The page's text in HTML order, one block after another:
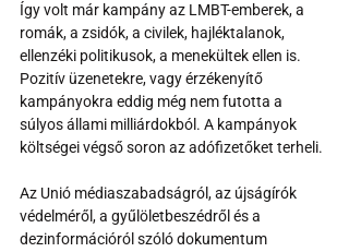
Így volt már kampány az LMBT-emberek, a
romák, a zsidók, a civilek, hajléktalanok,
ellenzéki politikusok, a menekültek ellen is.
Pozitív üzenetekre, vagy érzékenyítő
kampányokra eddig még nem futotta a
súlyos állami milliárdokból. A kampányok
költségei végső soron az adófizetőket terheli.
Az Unió médiaszabadságról, az újságírók
védelméről, a gyűlöletbeszédről és a
dezinformációról szóló dokumentum